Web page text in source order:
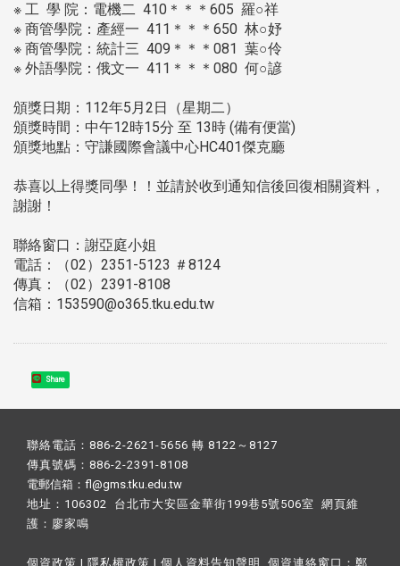
※ 工 學 院：電機二 410＊＊＊605 羅○祥
※ 商管學院：產經一 411＊＊＊650 林○妤
※ 商管學院：統計三 409＊＊＊081 葉○伶
※ 外語學院：俄文一 411＊＊＊080 何○諺
頒獎日期：112年5月2日（星期二）
頒獎時間：中午12時15分 至 13時 (備有便當)
頒獎地點：守謙國際會議中心HC401傑克廳
恭喜以上得獎同學！！並請於收到通知信後回復相關資料，
謝謝！
聯絡窗口：謝亞庭小姐
電話：（02）2351-5123 ＃8124
傳真：（02）2391-8108
信箱：153590@o365.tku.edu.tw
Share
聯絡電話：886-2-2621-5656 轉 8122～8127
傳真號碼：886-2-2391-8108
電郵信箱：fl@gms.tku.edu.tw
地址：106302 台北市大安區金華街199巷5號506室 網頁維
護： 廖家鳴​
個資政策 | 隱私權政策 | 個人資料告知聲明 個資連絡窗口： 鄭